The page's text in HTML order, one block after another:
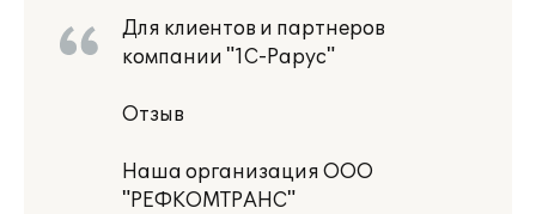
Для клиентов и партнеров
компании "1С-Рарус"
Отзыв
Наша организация ООО
"РЕФКОМТРАНС"